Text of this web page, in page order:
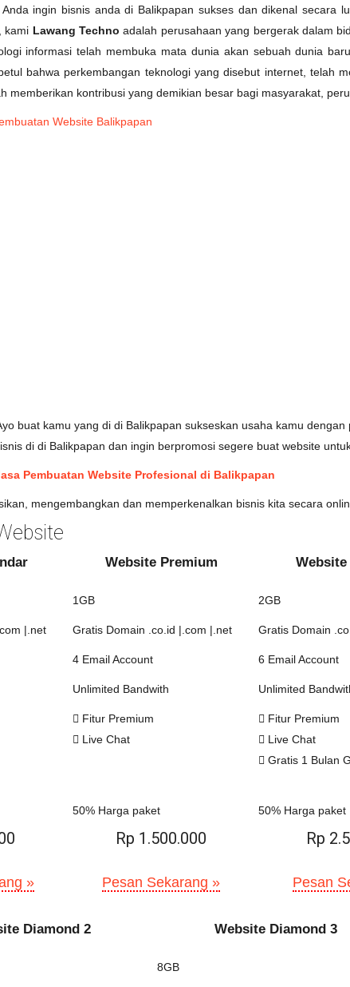
, Anda ingin bisnis anda di Balikpapan sukses dan dikenal secara
kami Lawang Techno adalah perusahaan yang bergerak dalam
informasi telah membuka mata dunia akan sebuah dunia
bahwa perkembangan teknologi yang disebut internet, telah
memberikan kontribusi yang demikian besar bagi masyarakat,
buat kamu yang di di Balikpapan sukseskan usaha kamu
di di Balikpapan dan ingin berpromosi segere buat website
Pembuatan Website Profesional di Balikpapan
mengembangkan dan memperkenalkan bisnis kita secara
Website Premium
1GB 2GB
|.net Gratis Domain .co.id |.com |.net Gratis Domain
4 Email Account 6 Email Account
Unlimited Bandwith Unlimited
Fitur Premium
Live Chat
Fitur Premium
Live Chat
Gratis 1 Bulan
50% Harga paket 50% Harga paket
Rp 1.500.000 Rp
» Pesan Sekarang » Pesan
Diamond 2 Website Diamond 3
8GB